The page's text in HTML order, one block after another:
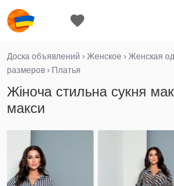
Доска объявлений › Женское › Женская
размеров › Платья
Жіноча стильна сукня
макси